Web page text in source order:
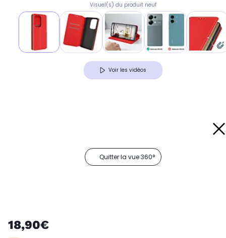
Visuel(s) du produit neuf
Voir les vidéos
Quitter la vue 360°
18,90€